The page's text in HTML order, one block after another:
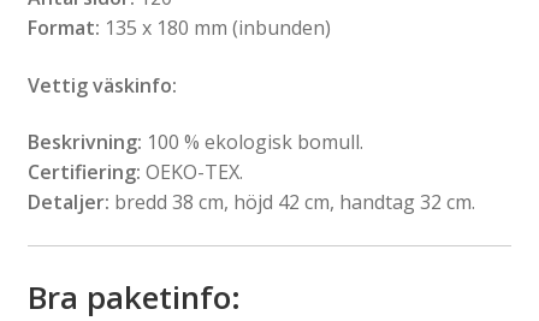
Format: 135 x 180 mm (inbunden)
Vettig väskinfo:
Beskrivning: 100 % ekologisk bomull.
Certifiering: OEKO-TEX.
Detaljer: bredd 38 cm, höjd 42 cm, handtag 32 cm.
Bra paketinfo: